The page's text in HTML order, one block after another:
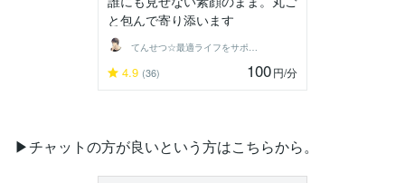
と包んで寄り添います
てんせつ☆最適ライフをサポートする
4.9 (36) 100円/分
▶︎チャットの方が良いという方はこちらから。